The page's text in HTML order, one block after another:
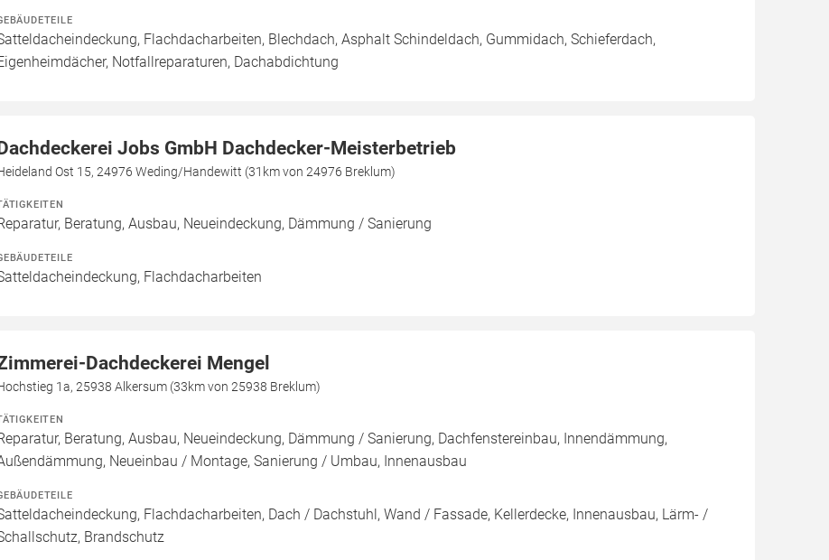
Flachdacharbeiten, Blechdach, Asphalt Schindeldach, Gummidach, Schieferdach,
Notfallreparaturen, Dachabdichtung
Jobs GmbH Dachdecker-Meisterbetrieb
Ost 15, 24976 Weding/Handewitt (31km von 24976 Breklum)
Beratung, Ausbau, Neueindeckung, Dämmung / Sanierung
Flachdacharbeiten
Dachdeckerei Mengel
1a, 25938 Alkersum (33km von 25938 Breklum)
Beratung, Ausbau, Neueindeckung, Dämmung / Sanierung, Dachfenstereinbau, Innendämmung,
Neueinbau / Montage, Sanierung / Umbau, Innenausbau
Flachdacharbeiten, Dach / Dachstuhl, Wand / Fassade, Kellerdecke, Innenausbau, Lärm- /
Brandschutz